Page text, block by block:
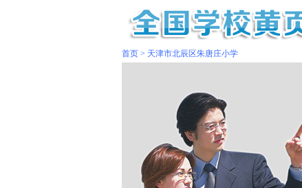
首页 > 天津市北辰区朱唐庄小学